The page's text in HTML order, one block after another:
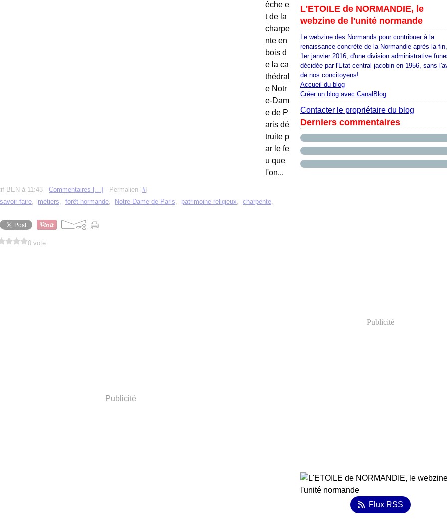
èche e
t de la
charpe
nte en
bois d
e la ca
thédral
e Notr
e-Dam
e de P
aris dé
truite p
ar le fe
u que
l'on...
BEN à 11:43 - Commentaires […] - Permalien [#]
savoir-faire, métiers, forêt normande, Notre-Dame de Paris, patrimoine religieux, charpente,
0 vote
Publicité
L'ETOILE de NORMANDIE, le
webzine de l'unité normande
Le webzine des Normands pour contribuer à la
renaissance concrète de la Normandie après la
1er janvier 2016, d'une division administrative
décidée par l'Etat central jacobin en 1956, sans
de nos concitoyens!
Accueil du blog
Créer un blog avec CanalBlog
Contacter le propriétaire du blog
Derniers commentaires
Publicité
Flux RSS